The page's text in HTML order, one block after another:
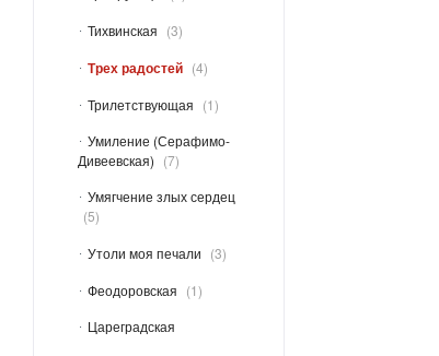
Тихвинская
3
Трех радостей
4
Трилетствующая
1
Умиление (Серафимо-
Дивеевская)
7
Умягчение злых сердец
5
Утоли моя печали
3
Феодоровская
1
Цареградская